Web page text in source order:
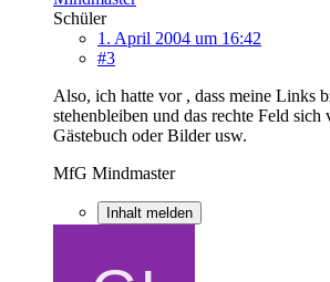
Schüler
1. April 2004 um 16:42
#3
Also, ich hatte vor , dass meine Links
stehenbleiben und das rechte Feld sich
Gästebuch oder Bilder usw.
MfG Mindmaster
Inhalt melden